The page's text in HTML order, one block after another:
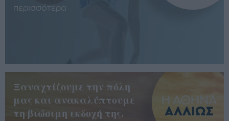
περισσότερα
Ξαναχτίζουμε την πόλη
μας και ανακαλύπτουμε
τη βιώσιμη εκδοχή της.